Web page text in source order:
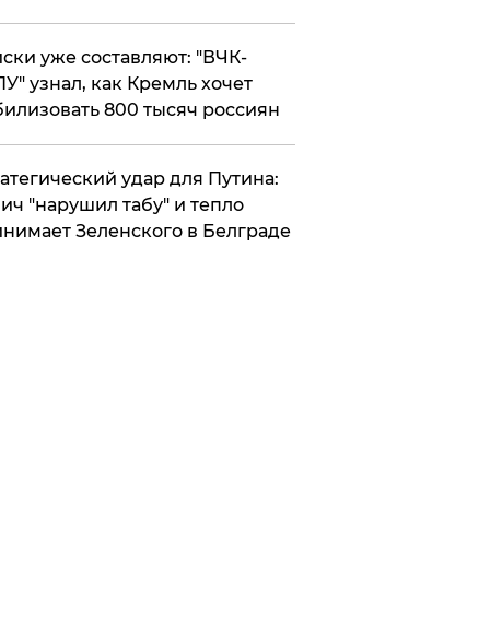
уже составляют: "ВЧК-
узнал, как Кремль хочет
800 тысяч россиян
удар для Путина:
"нарушил табу" и тепло
Зеленского в Белграде